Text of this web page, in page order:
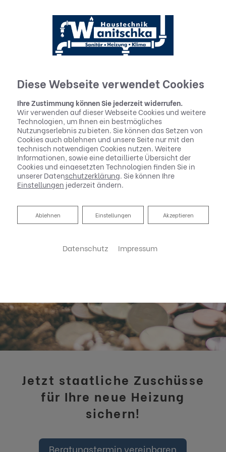
Staatliche Förderung für Ihre
neue Heizung
Das Förderprogramm der BEG
Wir beraten Sie zu Ihren Möglichkeiten bei
einer energetischen Sanierung.
Kontakt aufnehmen
Jetzt staatliche Zuschüsse
für Ihre neue Heizung
sichern!
Beratungstermin vereinbaren
Diese Webseite verwendet Cookies
Ihre Zustimmung können Sie jederzeit widerrufen.
Wir verwenden auf dieser Webseite Cookies und weitere
Technologien, um Ihnen ein bestmögliches
Nutzungserlebnis zu bieten. Sie können das Setzen von
Cookies auch ablehnen und unsere Seite nur mit den
technisch notwendigen Cookies nutzen. Weitere
Informationen, sowie eine detaillierte Übersicht der
Cookies und eingesetzten Technologien finden Sie in
unsererDatenschutzerklärung. Sie können Ihre
Einstellungen jederzeit ändern.
Akzeptieren
Einstellungen
Ablehnen
Ablehnen
Datenschutz Impressum